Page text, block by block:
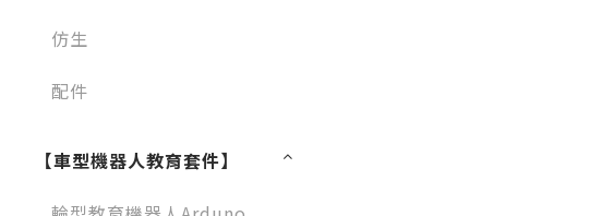
仿生
配件
【車型機器人教育套件】